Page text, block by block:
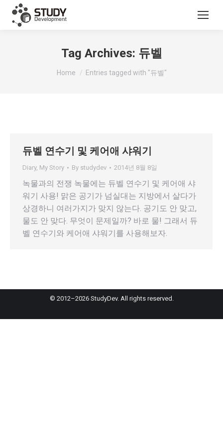
Tag Archives: 듀벨
You are here:
Home Entries tagged with "듀벨"
듀벨 연수기 및 케어애 샤워기
Diary, My Story By studydev 2014년 8월 8일
녹물과의 전쟁 녹물에는 듀벨 연수기 및 케어애 샤
워기 사용! 맑은 공기가 넘실대는 지방에서 살다가
상경하니 여러가지가 맞지 않는다. 공기도 안 맞고,
물도 안 맞다. 무엇이 문제일까? 바로 물! 그래서 듀
벨 연수기와 케어애 샤워기를 사용해보자.
© 2012–2026 StudyDev. All rights reserved.